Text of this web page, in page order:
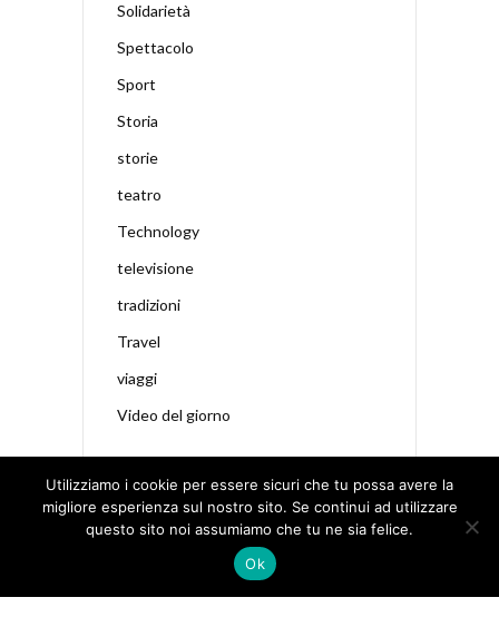
Solidarietà
Spettacolo
Sport
Storia
storie
teatro
Technology
televisione
tradizioni
Travel
viaggi
Video del giorno
Utilizziamo i cookie per essere sicuri che tu possa avere la
migliore esperienza sul nostro sito. Se continui ad utilizzare
questo sito noi assumiamo che tu ne sia felice.
Ok